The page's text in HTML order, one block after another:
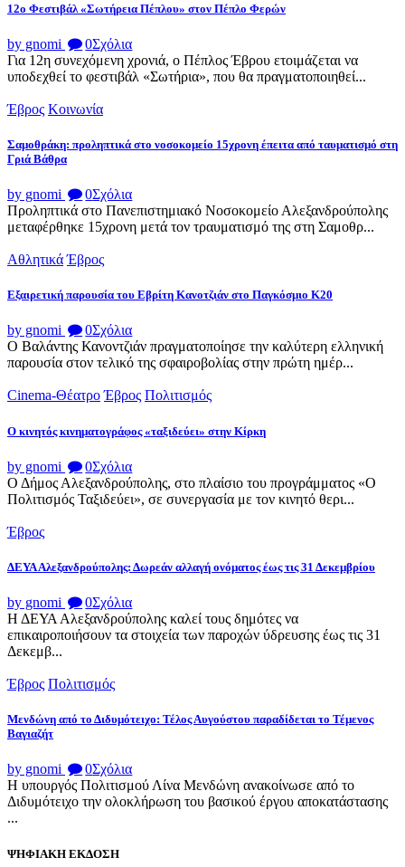
12ο Φεστιβάλ «Σωτήρεια Πέπλου» στον Πέπλο Φερών
by gnomi 0Σχόλια
Για 12η συνεχόμενη χρονιά, ο Πέπλος Έβρου ετοιμάζεται να
υποδεχθεί το φεστιβάλ «Σωτήρια», που θα πραγματοποιηθεί...
Έβρος Κοινωνία
Σαμοθράκη: προληπτικά στο νοσοκομείο 15χρονη έπειτα από ταυματισμό στη
Γριά Βάθρα
by gnomi 0Σχόλια
Προληπτικά στο Πανεπιστημιακό Νοσοκομείο Αλεξανδρούπολης
μεταφέρθηκε 15χρονη μετά τον τραυματισμό της στη Σαμοθρ...
Αθλητικά Έβρος
Εξαιρετική παρουσία του Εβρίτη Κανοτζιάν στο Παγκόσμιο Κ20
by gnomi 0Σχόλια
Ο Βαλάντης Κανοντζιάν πραγματοποίησε την καλύτερη ελληνική
παρουσία στον τελικό της σφαιροβολίας στην πρώτη ημέρ...
Cinema-Θέατρο Έβρος Πολιτισμός
Ο κινητός κινηματογράφος «ταξιδεύει» στην Κίρκη
by gnomi 0Σχόλια
Ο Δήμος Αλεξανδρούπολης, στο πλαίσιο του προγράμματος «Ο
Πολιτισμός Ταξιδεύει», σε συνεργασία με τον κινητό θερι...
Έβρος
ΔΕΥΑ Αλεξανδρούπολης: Δωρεάν αλλαγή ονόματος έως τις 31 Δεκεμβρίου
by gnomi 0Σχόλια
Η ΔΕΥΑ Αλεξανδρούπολης καλεί τους δημότες να
επικαιροποιήσουν τα στοιχεία των παροχών ύδρευσης έως τις 31
Δεκεμβ...
Έβρος Πολιτισμός
Μενδώνη από το Διδυμότειχο: Τέλος Αυγούστου παραδίδεται το Τέμενος
Βαγιαζήτ
by gnomi 0Σχόλια
Η υπουργός Πολιτισμού Λίνα Μενδώνη ανακοίνωσε από το
Διδυμότειχο την ολοκλήρωση του βασικού έργου αποκατάστασης
...
ΨΗΦΙΑΚΗ ΕΚΔΟΣΗ